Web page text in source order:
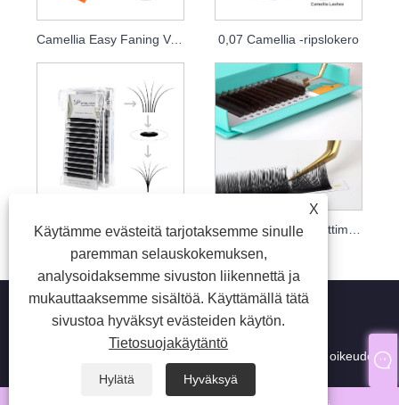
Camellia Easy Faning Volume -sarkit 0,07 Camellia -ripslokero
0,05 Camellia Mega Volume Lashes
X
Käytämme evästeitä tarjotaksemme sinulle
paremman selauskokemuksen,
analysoidaksemme sivuston liikennettä ja
mukauttaaksemme sisältöä. Käyttämällä tätä
sivustoa hyväksyt evästeiden käytön.
Tietosuojakäytäntö
Hylätä
Hyväksyä
Copyright © 2024 Qingdao SP Eyelash Co., Ltd. Kaikki oikeudet